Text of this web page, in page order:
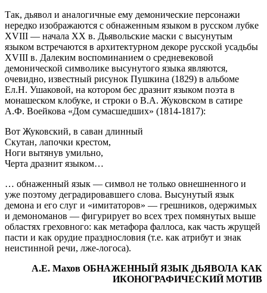
Так, дьявол и аналогичные ему демонические персонажи
нередко изображаются с обнаженным языком в русском лубке
XVIII — начала XX в. Дьявольские маски с высунутым
языком встречаются в архитектурном декоре русской усадьбы
XVIII в. Далеким воспоминанием о средневековой
демонической символике высунутого языка являются,
очевидно, известный рисунок Пушкина (1829) в альбоме
Ел.Н. Ушаковой, на котором бес дразнит языком поэта в
монашеском клобуке, и строки о В.А. Жуковском в сатире
А.Ф. Воейкова «Дом сумасшедших» (1814-1817):
Вот Жуковский, в саван длинный
Скутан, лапочки крестом,
Ноги вытянув умильно,
Черта дразнит языком…
… обнаженный язык — символ не только овнешненного и
уже поэтому деградировавшего слова. Высунутый язык
демона и его слуг и «имитаторов» — грешников, одержимых
и демономанов — фигурирует во всех трех помянутых выше
областях греховного: как метафора фаллоса, как часть жрущей
пасти и как орудие празднословия (т.е. как атрибут и знак
неистинной речи, лже-логоса).
А.Е. Махов ОБНАЖЕННЫЙ ЯЗЫК ДЬЯВОЛА КАК
ИКОНОГРАФИЧЕСКИЙ МОТИВ